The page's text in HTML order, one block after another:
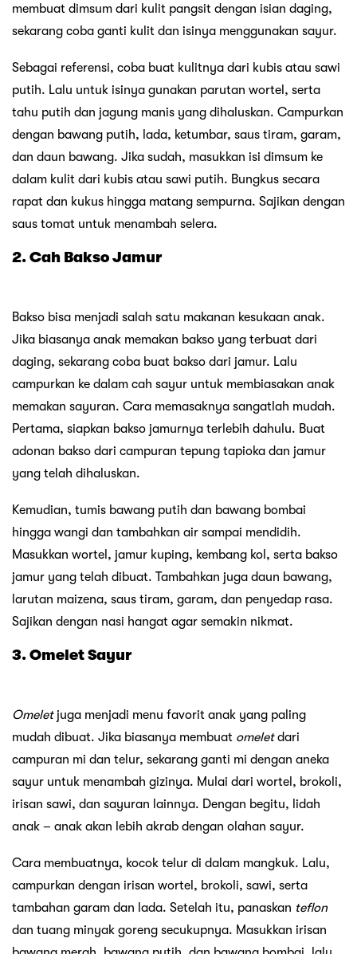
membuat dimsum dari kulit pangsit dengan isian daging,
sekarang coba ganti kulit dan isinya menggunakan sayur.
Sebagai referensi, coba buat kulitnya dari kubis atau sawi
putih. Lalu untuk isinya gunakan parutan wortel, serta
tahu putih dan jagung manis yang dihaluskan. Campurkan
dengan bawang putih, lada, ketumbar, saus tiram, garam,
dan daun bawang. Jika sudah, masukkan isi dimsum ke
dalam kulit dari kubis atau sawi putih. Bungkus secara
rapat dan kukus hingga matang sempurna. Sajikan dengan
saus tomat untuk menambah selera.
2. Cah Bakso Jamur
Bakso bisa menjadi salah satu makanan kesukaan anak.
Jika biasanya anak memakan bakso yang terbuat dari
daging, sekarang coba buat bakso dari jamur. Lalu
campurkan ke dalam cah sayur untuk membiasakan anak
memakan sayuran. Cara memasaknya sangatlah mudah.
Pertama, siapkan bakso jamurnya terlebih dahulu. Buat
adonan bakso dari campuran tepung tapioka dan jamur
yang telah dihaluskan.
Kemudian, tumis bawang putih dan bawang bombai
hingga wangi dan tambahkan air sampai mendidih.
Masukkan wortel, jamur kuping, kembang kol, serta bakso
jamur yang telah dibuat. Tambahkan juga daun bawang,
larutan maizena, saus tiram, garam, dan penyedap rasa.
Sajikan dengan nasi hangat agar semakin nikmat.
3. Omelet Sayur
Omeletjuga menjadi menu favorit anak yang paling
mudah dibuat. Jika biasanya membuat omeletdari
campuran mi dan telur, sekarang ganti mi dengan aneka
sayur untuk menambah gizinya. Mulai dari wortel, brokoli,
irisan sawi, dan sayuran lainnya. Dengan begitu, lidah
anak – anak akan lebih akrab dengan olahan sayur.
Cara membuatnya, kocok telur di dalam mangkuk. Lalu,
campurkan dengan irisan wortel, brokoli, sawi, serta
tambahan garam dan lada. Setelah itu, panaskan teflon
dan tuang minyak goreng secukupnya. Masukkan irisan